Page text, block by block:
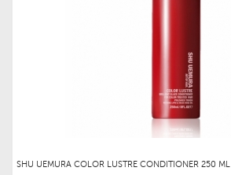
SHU UEMURA COLOR LUSTRE CONDITIONER 250 ML